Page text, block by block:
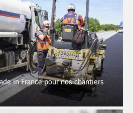
in France pour nos chantiers